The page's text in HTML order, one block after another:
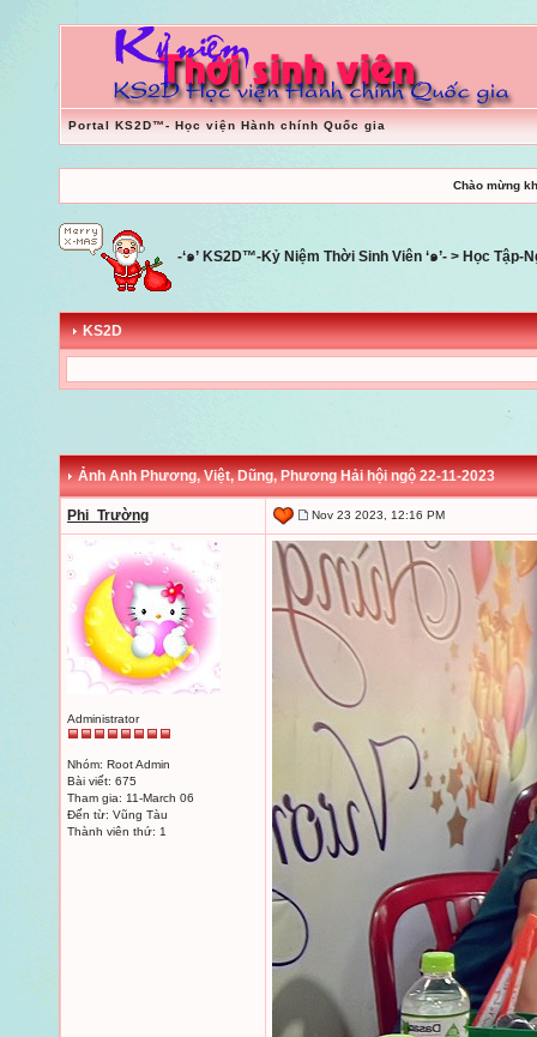
Portal KS2D™- Học viện Hành chính Quốc gia
Chào mừng
-‘๑’ KS2D™-Kỷ Niệm Thời Sinh Viên ‘๑’- > Học Tập-
KS2D
Ảnh Anh Phương, Việt, Dũng, Phương Hải hội ngộ 22-11-2023
Phi_Trường Nov 23 2023, 12:16 PM
Administrator
Nhóm: Root Admin
Bài viết: 675
Tham gia: 11-March 06
Đến từ: Vũng Tàu
Thành viên thứ: 1